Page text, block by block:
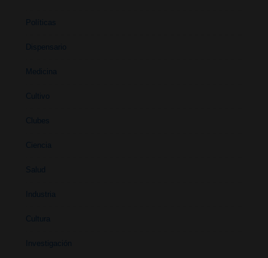
Políticas
Dispensario
Medicina
Cultivo
Clubes
Ciencia
Salud
Industria
Cultura
Investigación